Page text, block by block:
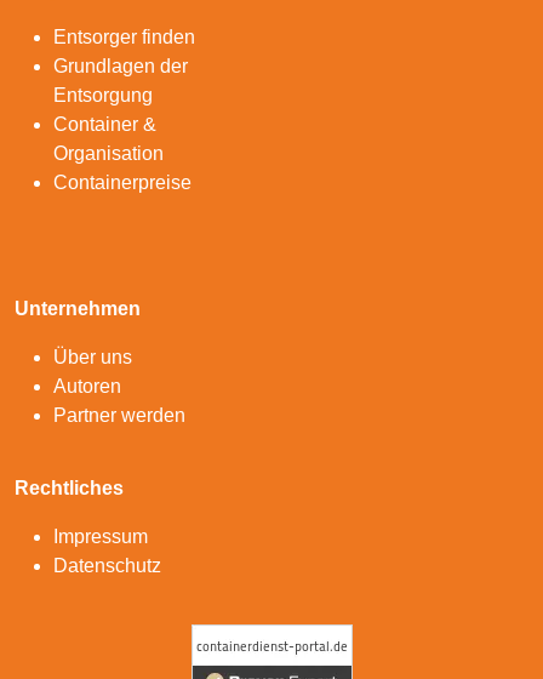
Entsorger finden
Grundlagen der
Entsorgung
Container &
Organisation
Containerpreise
Unternehmen
Über uns
Autoren
Partner werden
Rechtliches
Impressum
Datenschutz